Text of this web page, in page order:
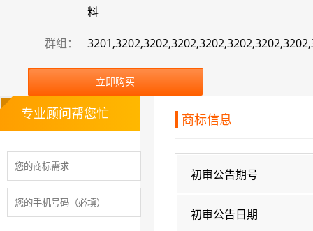
料
群组：
立即购买
商标信息
初审公告期号
初审公告日期
专业顾问帮您忙